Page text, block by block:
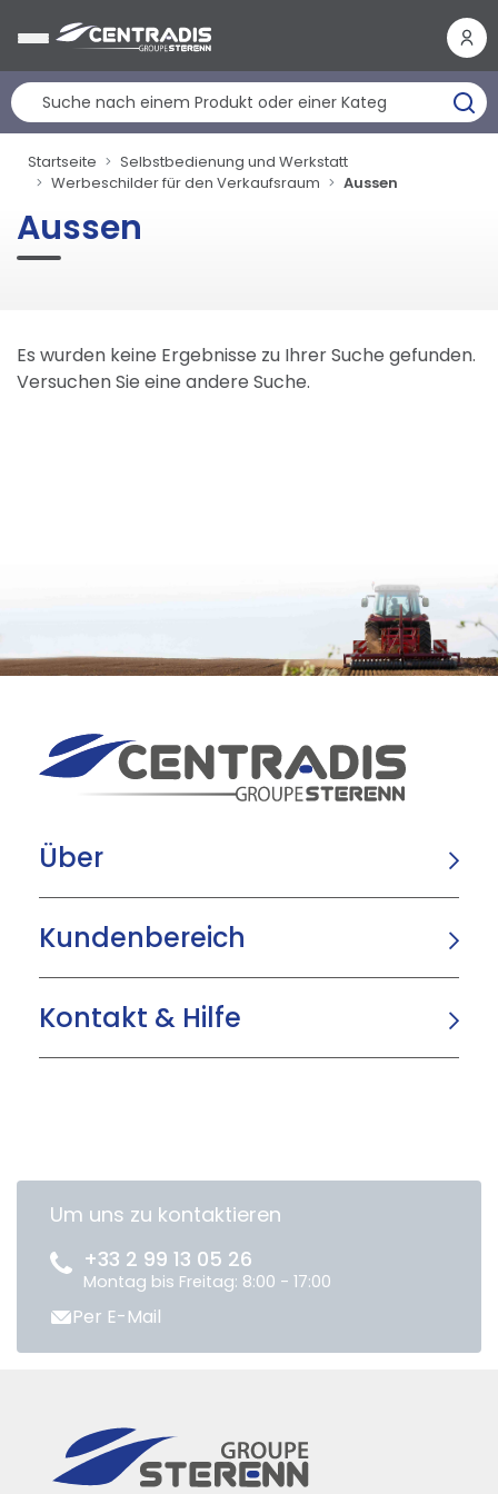
Startseite
Selbstbedienung und Werkstatt
Werbeschilder für den Verkaufsraum
Aussen
Aussen
Es wurden keine Ergebnisse zu Ihrer Suche gefunden.
Versuchen Sie eine andere Suche.
Über
Kundenbereich
Kontakt & Hilfe
Um uns zu kontaktieren
+33 2 99 13 05 26
Montag bis Freitag: 8:00 - 17:00
Per E-Mail